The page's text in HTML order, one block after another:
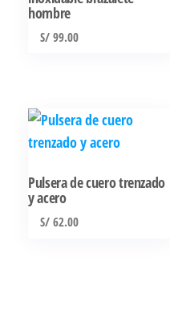
hombre
S/99.00
Pulsera de cuero trenzado
y acero
S/62.00